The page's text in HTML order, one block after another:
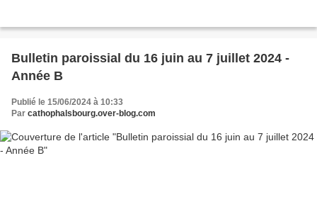
Bulletin paroissial du 16 juin au 7 juillet 2024 -
Année B
Publié le 15/06/2024 à 10:33
Par cathophalsbourg.over-blog.com